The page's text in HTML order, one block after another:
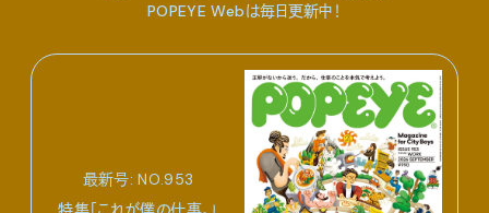
POPEYE Webは毎日更新中！
最新号: NO.953